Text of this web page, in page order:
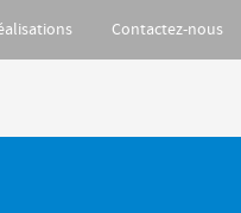
Contactez-nous